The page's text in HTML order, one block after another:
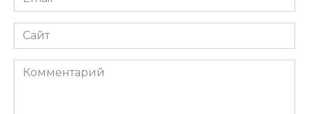
*
Сайт
Комментарий